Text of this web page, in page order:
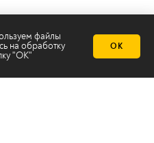
файлы
на обработку
"ОК"
ОК